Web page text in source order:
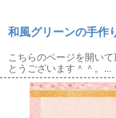
和風グリーンの手作
こちらのページを開い
とうございます＾＾。...